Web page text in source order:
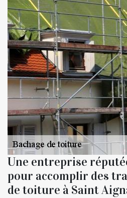
Une entreprise
pour accomplir des
de toiture à Saint